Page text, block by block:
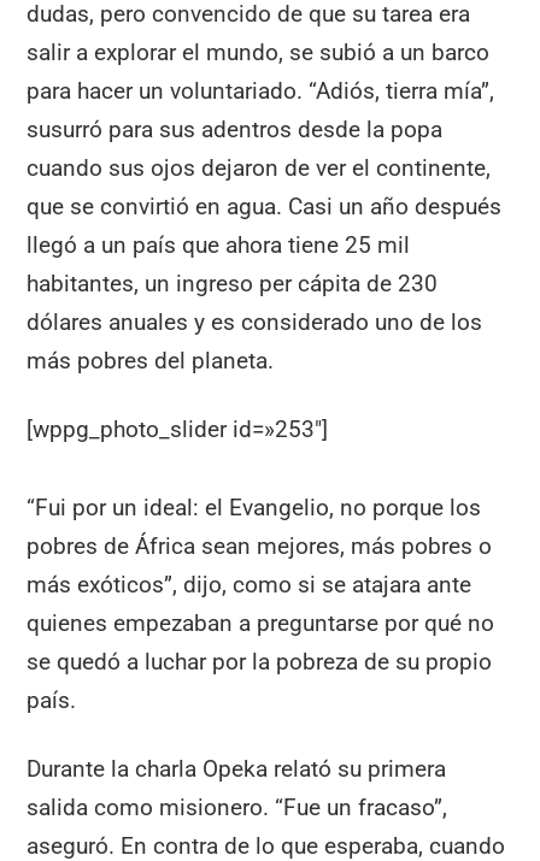
dudas, pero convencido de que su tarea era
salir a explorar el mundo, se subió a un barco
para hacer un voluntariado. “Adiós, tierra mía”,
susurró para sus adentros desde la popa
cuando sus ojos dejaron de ver el continente,
que se convirtió en agua. Casi un año después
llegó a un país que ahora tiene 25 mil
habitantes, un ingreso per cápita de 230
dólares anuales y es considerado uno de los
más pobres del planeta.
[wppg_photo_slider id=»253″]
“Fui por un ideal: el Evangelio, no porque los
pobres de África sean mejores, más pobres o
más exóticos”, dijo, como si se atajara ante
quienes empezaban a preguntarse por qué no
se quedó a luchar por la pobreza de su propio
país.
Durante la charla Opeka relató su primera
salida como misionero. “Fue un fracaso”,
aseguró. En contra de lo que esperaba, cuando